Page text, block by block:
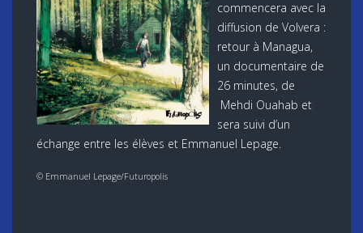
commencera avec la
diffusion de Volvera :
retour à Managua,
un documentaire de
26 minutes, de
Mehdi Ouahab et
sera suivi d’un
échange entre les élèves et Emmanuel Lepage.
© Emmanuel Lepage/Futuropolis